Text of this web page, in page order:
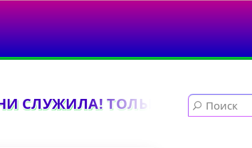
СЛУЖИЛА! ТОЛЬКО В ГОРОДЕ...